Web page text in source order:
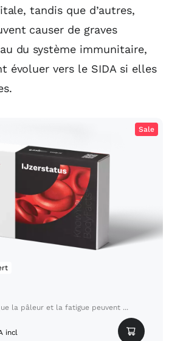
tandis que d’autres,
causer de graves
du système immunitaire,
évoluer vers le SIDA si elles
Sale
la pâleur et la fatigue peuvent ...
incl